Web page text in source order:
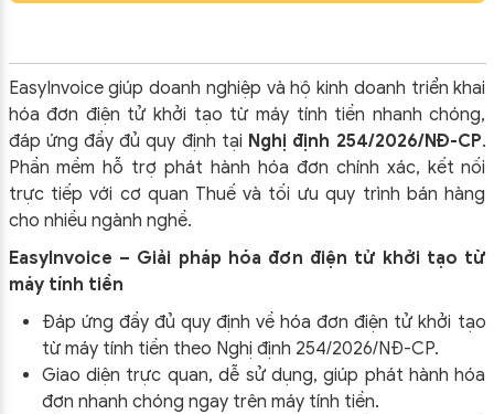
ĐĂNG KÝ NHẬN ƯU ĐÃI
ĐĂNG KÝ!
EasyInvoice giúp doanh nghiệp và hộ kinh doanh triển khai
hóa đơn điện tử khởi tạo từ máy tính tiền nhanh chóng,
đáp ứng đầy đủ quy định tại Nghị định 254/2026/NĐ-CP.
Phần mềm hỗ trợ phát hành hóa đơn chính xác, kết nối
trực tiếp với cơ quan Thuế và tối ưu quy trình bán hàng
cho nhiều ngành nghề.
EasyInvoice – Giải pháp hóa đơn điện tử khởi tạo từ
máy tính tiền
Đáp ứng đầy đủ quy định về hóa đơn điện tử khởi tạo
từ máy tính tiền theo Nghị định 254/2026/NĐ-CP.
Giao diện trực quan, dễ sử dụng, giúp phát hành hóa
đơn nhanh chóng ngay trên máy tính tiền.